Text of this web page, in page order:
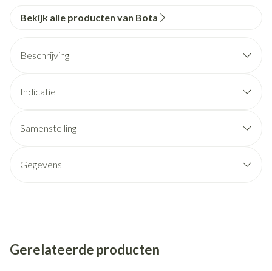
Bekijk alle producten van Bota
Beschrijving
Indicatie
Samenstelling
Gegevens
Gerelateerde producten